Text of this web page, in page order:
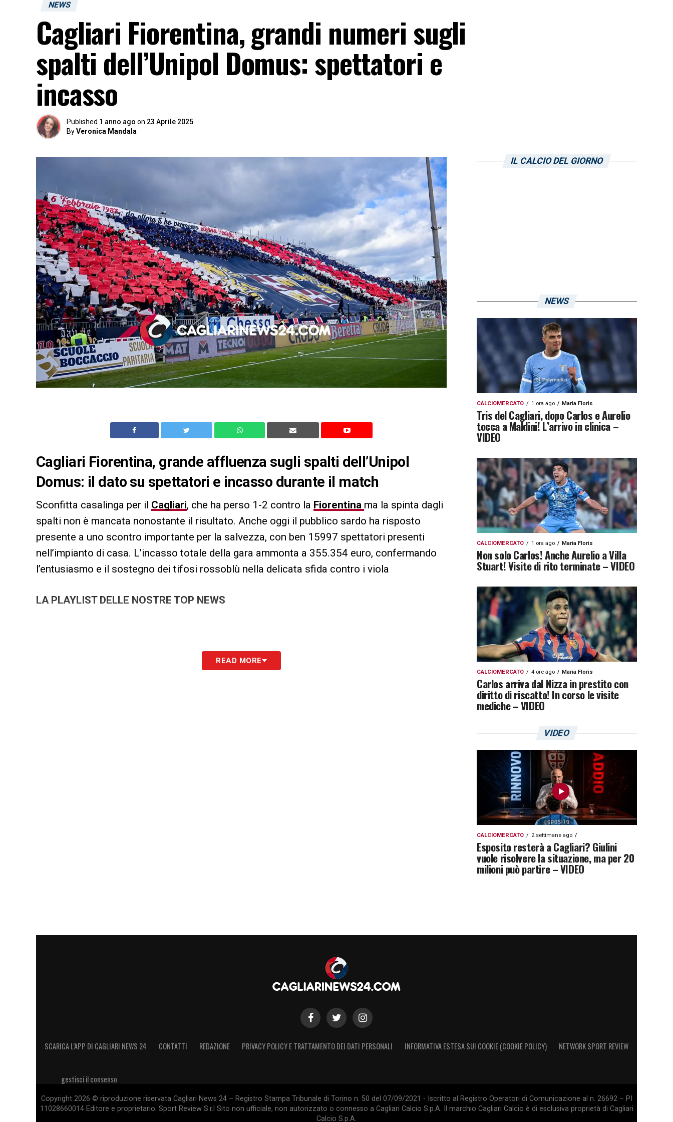
NEWS
Cagliari Fiorentina, grandi numeri sugli
spalti dell’Unipol Domus: spettatori e
incasso
Published 1 anno ago on 23 Aprile 2025
ByVeronica Mandala
Cagliari Fiorentina, grande affluenza sugli spalti dell’Unipol
Domus: il dato su spettatori e incasso durante il match
Sconfitta casalinga per il Cagliari, che ha perso 1-2 contro la Fiorentina ma la spinta dagli
spalti non è mancata nonostante il risultato. Anche oggi il pubblico sardo ha risposto
presente a uno scontro importante per la salvezza, con ben 15997 spettatori presenti
nell’impianto di casa. L’incasso totale della gara ammonta a 355.354 euro, confermando
l’entusiasmo e il sostegno dei tifosi rossoblù nella delicata sfida contro i viola
LA PLAYLIST DELLE NOSTRE TOP NEWS
READ MORE
IL CALCIO DEL GIORNO
NEWS
CALCIOMERCATO 1 ora ago Maria Floris
Tris del Cagliari, dopo Carlos e Aurelio
tocca a Maldini! L’arrivo in clinica –
VIDEO
CALCIOMERCATO 1 ora ago Maria Floris
Non solo Carlos! Anche Aurelio a Villa
Stuart! Visite di rito terminate – VIDEO
CALCIOMERCATO 4 ore ago Maria Floris
Carlos arriva dal Nizza in prestito con
diritto di riscatto! In corso le visite
mediche – VIDEO
VIDEO
CALCIOMERCATO 2 settimane ago
Esposito resterà a Cagliari? Giulini
vuole risolvere la situazione, ma per 20
milioni può partire – VIDEO
SCARICA L’APP DI CAGLIARI NEWS 24 CONTATTI REDAZIONE PRIVACY POLICY E TRATTAMENTO DEI DATI PERSONALI INFORMATIVA ESTESA SUI COOKIE (COOKIE POLICY) NETWORK SPORT REVIEW
gestisci il consenso
Copyright 2026 © riproduzione riservata Cagliari News 24 – Registro Stampa Tribunale di Torino n. 50 del 07/09/2021 - Iscritto al Registro Operatori di Comunicazione al n. 26692 – PI
11028660014 Editore e proprietario: Sport Review S.r.l Sito non ufficiale, non autorizzato o connesso a Cagliari Calcio S.p.A. Il marchio Cagliari Calcio è di esclusiva proprietà di Cagliari
Calcio S.p.A.